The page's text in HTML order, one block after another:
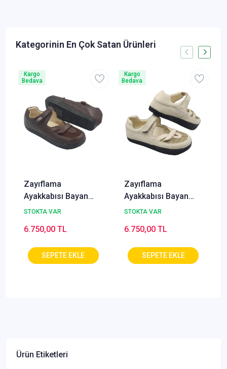
Zayıflama
Ayakkabısı Bayan
ZA-32F (Selülit ve
STOKTA VAR
6.750,00 TL
Kargo
Bedava
Zayıflama
Ayakkabısı Bayan
ZA-32J (Selülit ve
STOKTA VAR
6.750,00 TL
Kargo
Bedava
Ürün Etiketleri